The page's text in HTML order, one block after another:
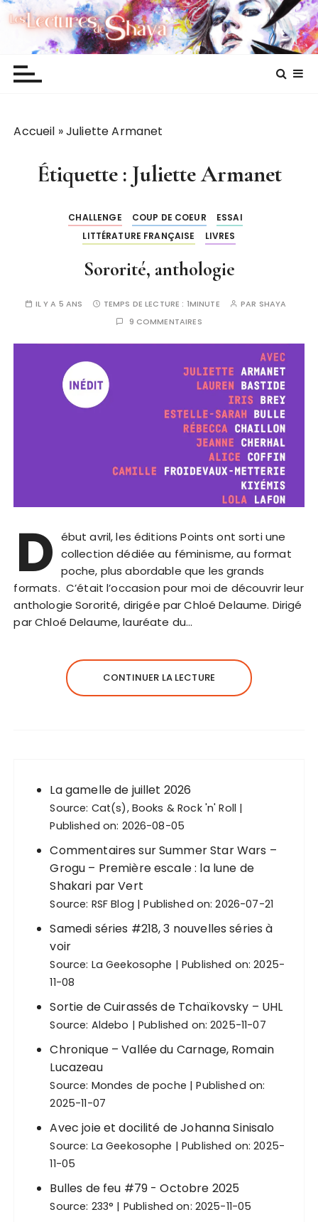
P
Les lectures de Shaya
Accueil »Juliette Armanet
Étiquette : Juliette Armanet
CHALLENGE COUP DE COEUR
ESSAI
LITTÉRATURE FRANÇAISE
LIVRES
Sororité, anthologie
IL Y A 5 ANS TEMPS DE LECTURE : 1MINUTE PAR SHAYA
9 COMMENTAIRES
D ébut avril, les éditions Points ont sorti une
collection dédiée au féminisme, au format
poche, plus abordable que les grands
formats. C’était l’occasion pour moi de découvrir leur
anthologie Sororité, dirigée par Chloé Delaume. Dirigé
par Chloé Delaume, lauréate du…
CONTINUER LA LECTURE
La gamelle de juillet 2026
Source: Cat(s), Books & Rock 'n' Roll
Published on: 2026-08-05
Commentaires sur Summer Star Wars –
Grogu – Première escale : la lune de
Shakari par Vert
Source: RSF Blog Published on: 2026-07-21
Samedi séries #218, 3 nouvelles séries à
voir
Source: La Geekosophe
Published on: 2025-
11-08
Sortie de Cuirassés de Tchaïkovsky – UHL
Source: Aldebo Published on: 2025-11-07
Chronique – Vallée du Carnage, Romain
Lucazeau
Source: Mondes de poche
Published on:
2025-11-07
Avec joie et docilité de Johanna Sinisalo
Source: La Geekosophe
Published on: 2025-
11-05
Bulles de feu #79 - Octobre 2025
Source: 233° Published on: 2025-11-05